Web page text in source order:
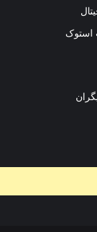
استوک